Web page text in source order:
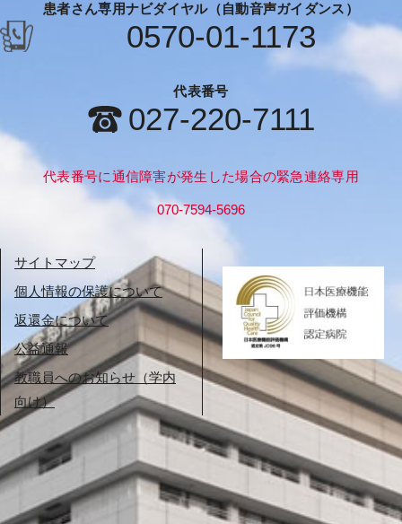
患者さん専用ナビダイヤル（自動音声ガイダンス）
0570-01-1173
代表番号
027-220-7111
代表番号に通信障害が発生した場合の緊急連絡専用
070-7594-5696
サイトマップ
個人情報の保護について
返還金について
公益通報
教職員へのお知らせ（学内
向け）